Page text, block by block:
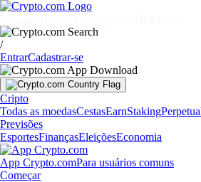
/
EntrarCadastrar-se
Cripto
Todas as moedasCestasEarnStaking
Previsões
EsportesFinançasEleiçõesEconomia
App Crypto.comPara usuários comuns
Começar